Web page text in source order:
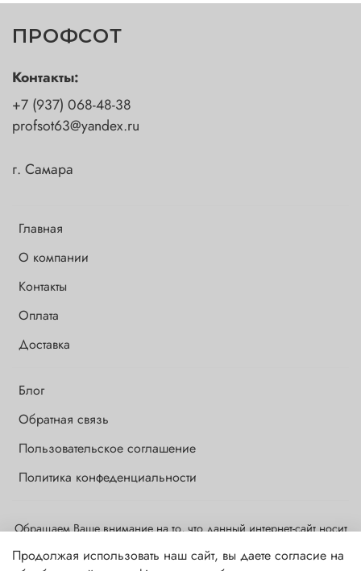
ПРОФСОТ
Главная
О компании
Контакты
Оплата
Доставка
Блог
Обратная связь
Пользовательское соглашение
Политика конфеденциальности
Контакты:
+7 (937) 068-48-38
profsot63@yandex.ru
г. Самара
Обращаем Ваше внимание на то, что данный интернет-сайт носит
ни при каких условиях информационные материалы и цены,
Продолжая использовать наш сайт, вы даете согласие на